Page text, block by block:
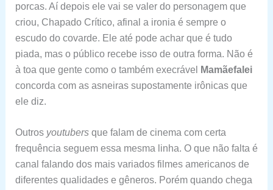
porcas. Aí depois ele vai se valer do personagem que
criou, Chapado Crítico, afinal a ironia é sempre o
escudo do covarde. Ele até pode achar que é tudo
piada, mas o público recebe isso de outra forma. Não é
à toa que gente como o também execrável
Mamãefalei
concorda com as asneiras supostamente irônicas que
ele diz.
Outros youtubersque falam de cinema com certa
frequência seguem essa mesma linha. O que não falta é
canal falando dos mais variados filmes americanos de
diferentes qualidades e gêneros. Porém quando chega